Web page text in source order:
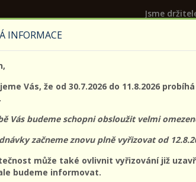
Jsme
dechu
hlavy
INFORMACE
Vás, že od 30.7.2026 do 11.8.2026
Vás budeme schopni obsloužit velmi
začneme znovu plně vyřizovat od
může také ovlivnit vyřizování již
budeme informovat.